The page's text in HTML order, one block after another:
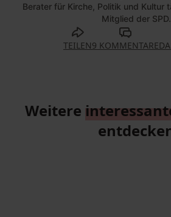
Berater für Kirche, Politik und Kultur
Mitglied der SPD.
TEILEN9 KOMMENTARE
Weitere